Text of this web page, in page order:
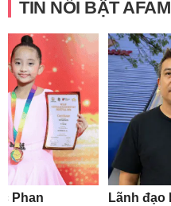
TIN NỔI BẬT
Phan
Lãnh đạo